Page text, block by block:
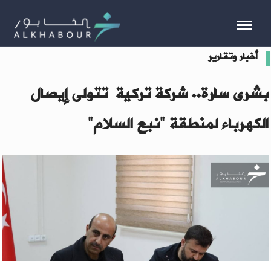
أخبار وتقارير
بشرى سارة.. شركة تركية تتولى إيصال
الكهرباء لمنطقة "نبع السلام"